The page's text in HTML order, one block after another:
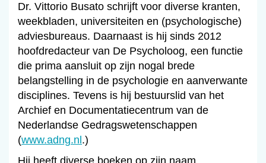
Dr. Vittorio Busato schrijft voor diverse kranten,
weekbladen, universiteiten en (psychologische)
adviesbureaus. Daarnaast is hij sinds 2012
hoofdredacteur van De Psycholoog, een functie
die prima aansluit op zijn nogal brede
belangstelling in de psychologie en aanverwante
disciplines. Tevens is hij bestuurslid van het
Archief en Documentatiecentrum van de
Nederlandse Gedragswetenschappen
(www.adng.nl .)